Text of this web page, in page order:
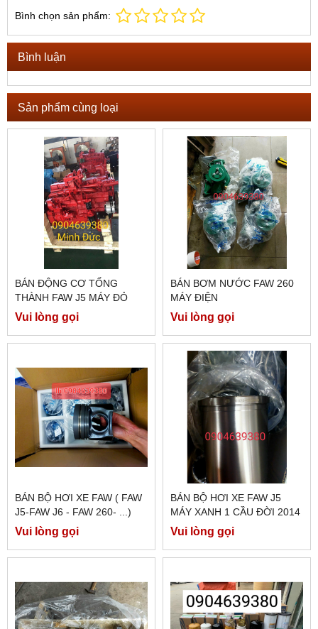
Bình chọn sản phẩm:
Bình luận
Sản phẩm cùng loại
BÁN ĐỘNG CƠ TỔNG
THÀNH FAW J5 MÁY ĐỎ
Vui lòng gọi
BÁN BƠM NƯỚC FAW 260
MÁY ĐIỆN
Vui lòng gọi
BÁN BỘ HƠI XE FAW ( FAW
J5-FAW J6 - FAW 260- ...)
.HÀNG CHÍNH HÃNG FAW
Vui lòng gọi
BÁN BỘ HƠI XE FAW J5
MÁY XANH 1 CẦU ĐỜI 2014
Vui lòng gọi